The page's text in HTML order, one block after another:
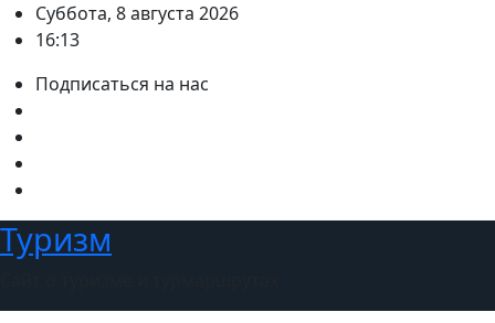
ПерейтиСуббота, 8 августа 2026
16:13
Подписаться на нас
Туризм